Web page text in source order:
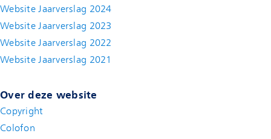
Website Jaarverslag 2024
Website Jaarverslag 2023
Website Jaarverslag 2022
Website Jaarverslag 2021
Over deze website
Copyright
Colofon